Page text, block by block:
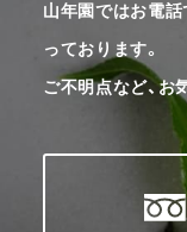
山年園ではお電
っております。
ご不明点など、お